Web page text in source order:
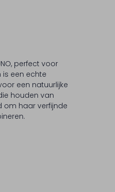
perfect voor
is een echte
een natuurlijke
houden van
om haar verfijnde